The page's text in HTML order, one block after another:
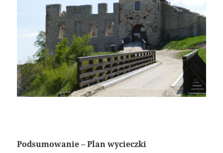
Podsumowanie – Plan wycieczki